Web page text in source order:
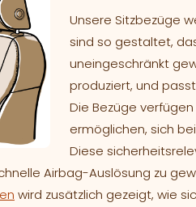
Unsere Sitzbezüge
sind so gestaltet,
uneingeschränkt
produziert, und
Die Bezüge
ermöglichen, sich
Diese
Airbag-Auslösung zu
wird zusätzlich gezeigt, wie